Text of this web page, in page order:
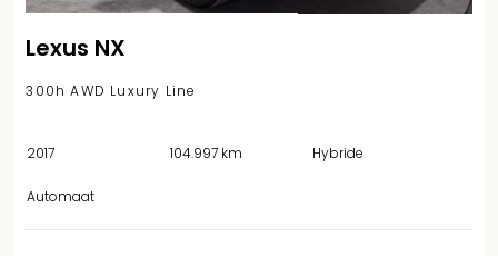
Lexus NX
300h AWD Luxury Line
2017 104.997 km Hybride
Automaat